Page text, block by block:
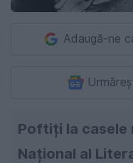
Adaugă-ne
Poftiți la casele
Național al